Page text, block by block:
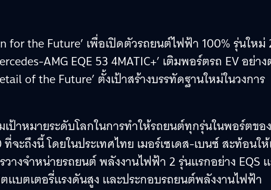
for the Future’ เพื่อเปิดตัวรถยนต์ไฟฟ้า 100% รุ่นใหม่
AMG EQE 53 4MATIC+’ เติมพอร์ตรถ EV อย่า
of the Future’ ตั้งเป้าสร้างบรรทัดฐานใหม่ในวงการ
ป้าหมายระดับโลกในการทำให้รถยนต์ทุกรุ่นในพอร์ตของ
ะถึงนี้ โดยในประเทศไทย เมอร์เซเดส-เบนซ์ สะท้อนใ
างจำหน่ายรถยนต์ พลังงานไฟฟ้า 2 รุ่นแรกอย่าง EQS
บตเตอรี่แรงดันสูง และประกอบรถยนต์พลังงานไฟฟ้า